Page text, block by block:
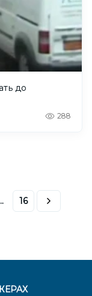
до
288
16